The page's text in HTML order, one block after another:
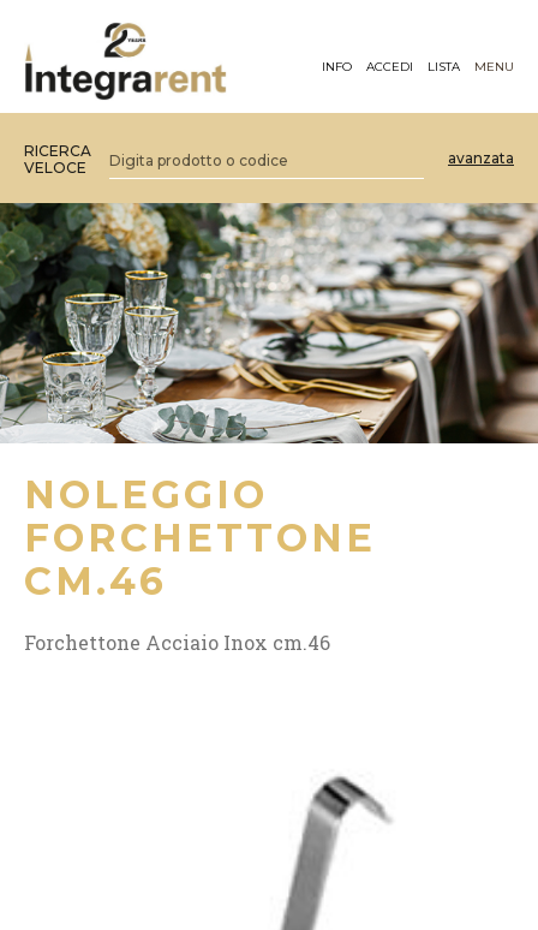
INFO ACCEDI LISTA MENU
RICERCA
VELOCE
avanzata
NOLEGGIO
FORCHETTONE
CM.46
Forchettone Acciaio Inox cm.46